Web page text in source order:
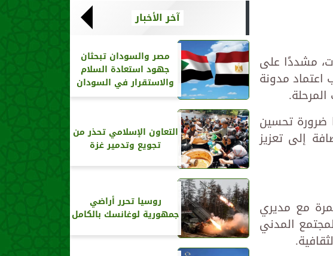
مشددًا على
اعتماد مدونة
ضرورة تحسين
إلى تعزيز
مع مديري
المدني
آخر الأخبار
مصر والسودان تبحثان
جهود استعادة السلام
والاستقرار في السودان
التعاون الإسلامي تحذر من
تجويع وتدمير غزة
روسيا تحرر أراضي
جمهورية لوغانسك بالكامل